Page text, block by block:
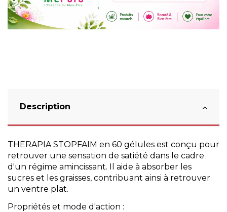
Description
THERAPIA STOPFAIM en 60 gélules est conçu pour
retrouver une sensation de satiété dans le cadre
d'un régime amincissant. Il aide à absorber les
sucres et les graisses, contribuant ainsi à retrouver
un ventre plat.
Propriétés et mode d'action :